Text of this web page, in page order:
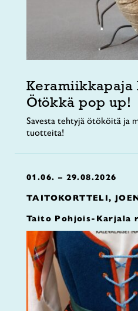
Keramiikkapaja
Ötökkä pop up!
Savesta tehtyjä ötököitä ja
tuotteita!
01.06. – 29.08.2026
TAITOKORTTELI,
Taito Pohjois-Karjala